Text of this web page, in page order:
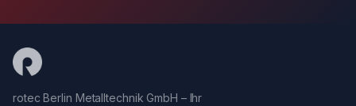
rotec Berlin Metalltechnik GmbH – Ihr